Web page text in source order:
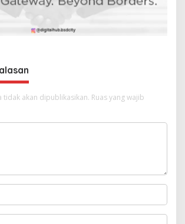
tidak akan dipublikasikan. Ruas yang wajib